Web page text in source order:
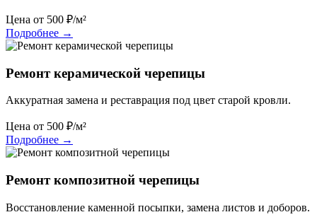
Цена от 500 ₽/м²
Подробнее →
Ремонт керамической черепицы
Аккуратная замена и реставрация под цвет старой кровли.
Цена от 500 ₽/м²
Подробнее →
Ремонт композитной черепицы
Восстановление каменной посыпки, замена листов и доборов.